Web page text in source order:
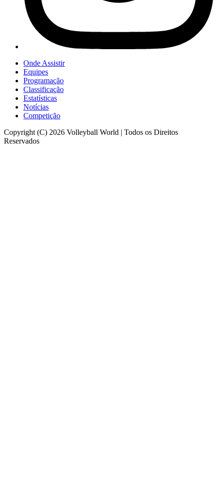
Onde Assistir
Equipes
Programação
Classificação
Estatísticas
Notícias
Competição
Copyright (C) 2026 Volleyball World | Todos os Direitos
Reservados